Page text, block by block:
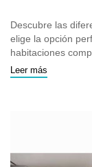
Descubre las
elige la opción
habitaciones
Leer más